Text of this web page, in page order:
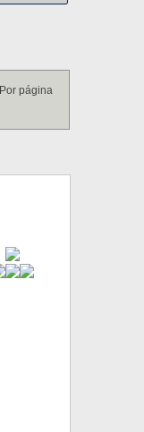
Por página